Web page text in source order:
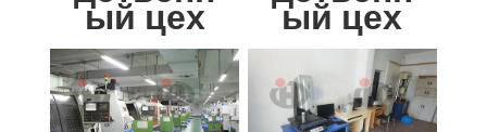
ый цех ый цех